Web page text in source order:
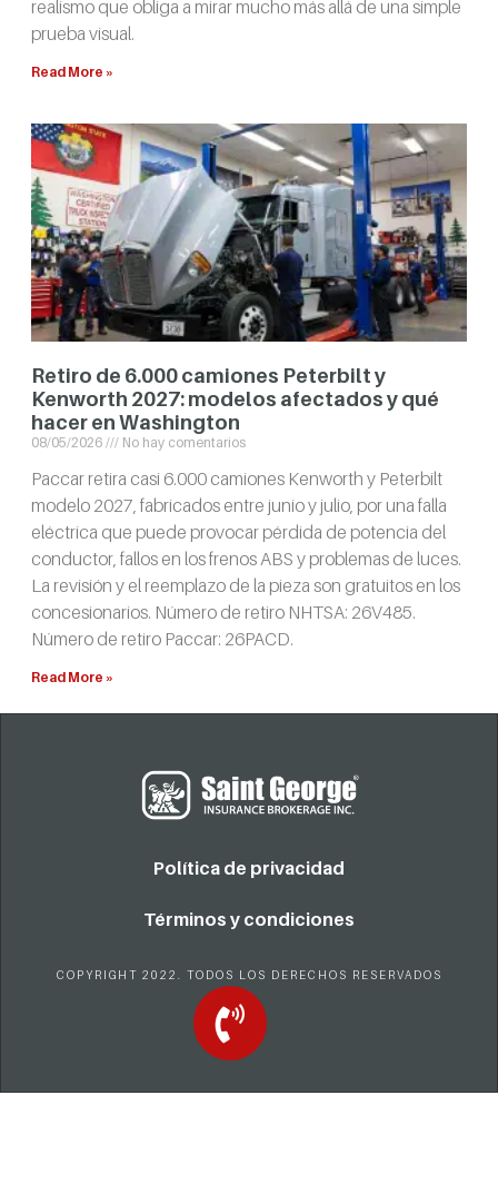
realismo que obliga a mirar mucho más allá de una simple
prueba visual.
Read More »
Retiro de 6.000 camiones Peterbilt y
Kenworth 2027: modelos afectados y qué
hacer en Washington
08/05/2026 No hay comentarios
Paccar retira casi 6.000 camiones Kenworth y Peterbilt
modelo 2027, fabricados entre junio y julio, por una falla
eléctrica que puede provocar pérdida de potencia del
conductor, fallos en los frenos ABS y problemas de luces.
La revisión y el reemplazo de la pieza son gratuitos en los
concesionarios. Número de retiro NHTSA: 26V485.
Número de retiro Paccar: 26PACD.
Read More »
Política de privacidad
Términos y condiciones
COPYRIGHT 2022. TODOS LOS DERECHOS RESERVADOS